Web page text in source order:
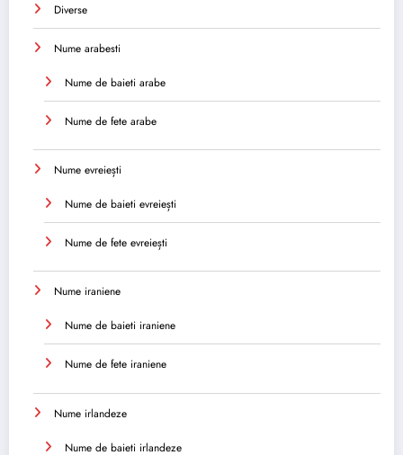
Diverse
Nume arabesti
Nume de baieti arabe
Nume de fete arabe
Nume evreiești
Nume de baieti evreiești
Nume de fete evreiești
Nume iraniene
Nume de baieti iraniene
Nume de fete iraniene
Nume irlandeze
Nume de baieti irlandeze